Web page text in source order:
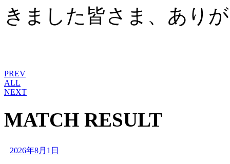
きました皆さま、あり
PREV
ALL
NEXT
MATCH RESULT
2026年8月1日